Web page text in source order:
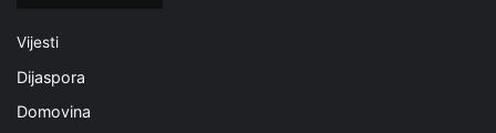
Vijesti
Dijaspora
Domovina